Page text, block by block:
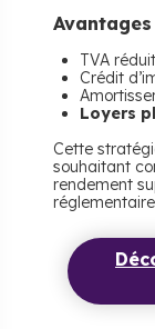
TVA
Crédit
Loyers
Cette
souhaitant
rendement